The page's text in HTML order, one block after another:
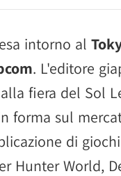
intorno al
. L'editore
fiera del Sol
forma sul
di
Hunter World,